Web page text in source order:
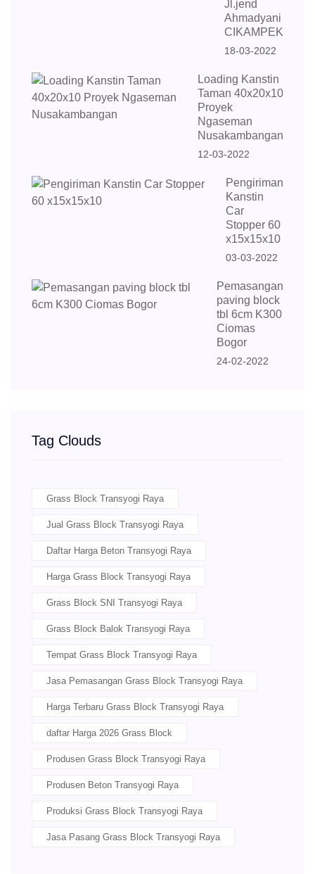
Jl.jend
Ahmadyani
CIKAMPEK
18-03-2022
Loading Kanstin
Taman 40x20x10
Proyek
Ngaseman
Nusakambangan
12-03-2022
Pengiriman
Kanstin
Car
Stopper 60
x15x15x10
03-03-2022
Pemasangan
paving block
tbl 6cm K300
Ciomas
Bogor
24-02-2022
Tag Clouds
Grass Block Transyogi Raya
Jual Grass Block Transyogi Raya
Daftar Harga Beton Transyogi Raya
Harga Grass Block Transyogi Raya
Grass Block SNI Transyogi Raya
Grass Block Balok Transyogi Raya
Tempat Grass Block Transyogi Raya
Jasa Pemasangan Grass Block Transyogi Raya
Harga Terbaru Grass Block Transyogi Raya
daftar Harga 2026 Grass Block
Produsen Grass Block Transyogi Raya
Produsen Beton Transyogi Raya
Produksi Grass Block Transyogi Raya
Jasa Pasang Grass Block Transyogi Raya